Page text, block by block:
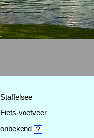
Staffelsee
Fiets-voetveer
onbekend